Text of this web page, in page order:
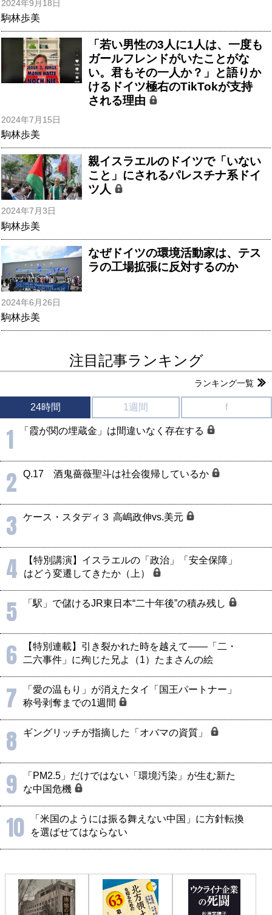
2024年9月18日
駒林歩美
「若い男性の3人に1人は、一度も
ガールフレンドがいたことがな
い。君もその一人か？」と語りか
けるドイツ極右のTikTokが支持
される理由
2024年7月15日
駒林歩美
親イスラエルのドイツで「いない
こと」にされるパレスチナ系ドイ
ツ人
2024年7月3日
駒林歩美
なぜドイツの環境活動家は、テス
ラの工場拡張に反対するのか
2024年6月26日
駒林歩美
注目記事ランキング
ランキング一覧
24時間 1週間 f
1 「霞が関の埋蔵金」は間違いなく存在する
2 Q.17 酒鬼薔薇聖斗は社会復帰しているか
3 ケース・スタディ３ 高嶋政伸vs.美元
4
【特別講演】イスラエルの「政治」「安全保障」
はどう変遷してきたか（上）
5 「駅」で儲けるJR東日本“二十年後”の積み残し
6
【特別連載】引き裂かれた時を越えて――「二・
二六事件」に殉じた兄よ（1）たまさんの絵
7
「愛の温もり」が消えたタイ「国王パートナー」
称号剥奪までの1週間
8 ギングリッチが指摘した「オバマの資質」
9
「PM2.5」だけではない「環境汚染」が生む新た
な中国危機
10
「米国のようには振る舞えない中国」に方針転換
を選ばせてはならない